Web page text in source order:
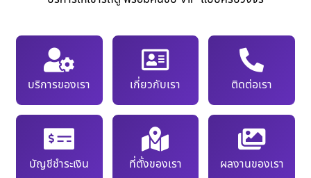
บริการของเรา เกี่ยวกับเรา ติดต่อเรา
บัญชีชำระเงิน ที่ตั้งของเรา ผลงานของเรา